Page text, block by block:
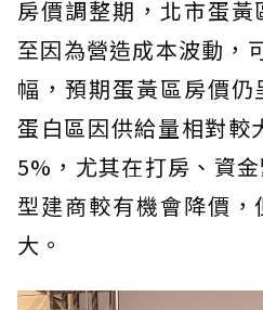
房價調整期，北市蛋
至因為營造成本波動，
幅，預期蛋黃區房價仍
蛋白區因供給量相對較
5%，尤其在打房、資
型建商較有機會降價
大。